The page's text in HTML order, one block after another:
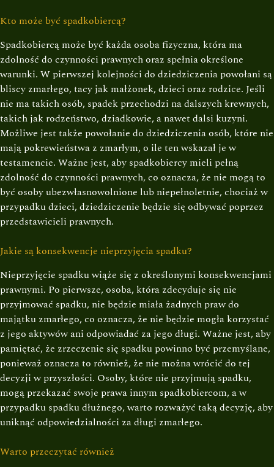
Kto może być spadkobiercą?
Spadkobiercą może być każda osoba fizyczna, która ma
zdolność do czynności prawnych oraz spełnia określone
warunki. W pierwszej kolejności do dziedziczenia powołani są
bliscy zmarłego, tacy jak małżonek, dzieci oraz rodzice. Jeśli
nie ma takich osób, spadek przechodzi na dalszych krewnych,
takich jak rodzeństwo, dziadkowie, a nawet dalsi kuzyni.
Możliwe jest także powołanie do dziedziczenia osób, które nie
mają pokrewieństwa z zmarłym, o ile ten wskazał je w
testamencie. Ważne jest, aby spadkobiercy mieli pełną
zdolność do czynności prawnych, co oznacza, że nie mogą to
być osoby ubezwłasnowolnione lub niepełnoletnie, chociaż w
przypadku dzieci, dziedziczenie będzie się odbywać poprzez
przedstawicieli prawnych.
Jakie są konsekwencje nieprzyjęcia spadku?
Nieprzyjęcie spadku wiąże się z określonymi konsekwencjami
prawnymi. Po pierwsze, osoba, która zdecyduje się nie
przyjmować spadku, nie będzie miała żadnych praw do
majątku zmarłego, co oznacza, że nie będzie mogła korzystać
z jego aktywów ani odpowiadać za jego długi. Ważne jest, aby
pamiętać, że zrzeczenie się spadku powinno być przemyślane,
ponieważ oznacza to również, że nie można wrócić do tej
decyzji w przyszłości. Osoby, które nie przyjmują spadku,
mogą przekazać swoje prawa innym spadkobiercom, a w
przypadku spadku dłużnego, warto rozważyć taką decyzję, aby
uniknąć odpowiedzialności za długi zmarłego.
Warto przeczytać również